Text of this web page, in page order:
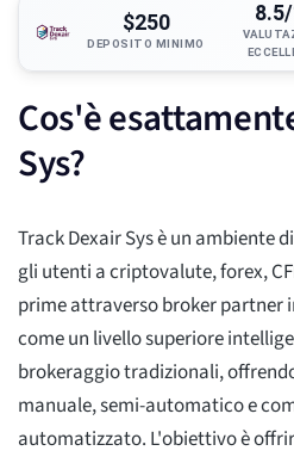
$250
DEPOSITO MINIMO
Cos'è
Sys?
Track Dexair Sys è un ambiente
gli utenti a criptovalute, forex,
prime attraverso broker partner
come un livello superiore
brokeraggio tradizionali,
manuale, semi-automatico e
automatizzato. L'obiettivo è